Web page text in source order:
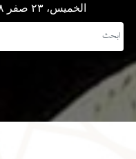
الخميس، ٢٣ صفر ١٤٤٨ هـ - ٦ أغسطس ۲۰۲٦ م